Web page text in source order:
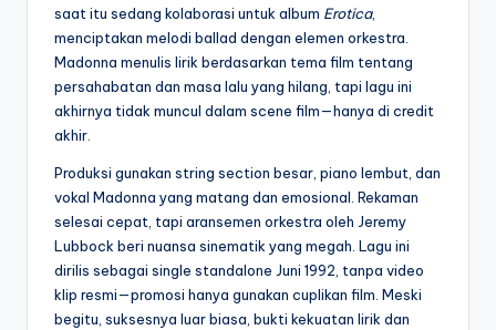
saat itu sedang kolaborasi untuk album Erotica,
menciptakan melodi ballad dengan elemen orkestra.
Madonna menulis lirik berdasarkan tema film tentang
persahabatan dan masa lalu yang hilang, tapi lagu ini
akhirnya tidak muncul dalam scene film—hanya di credit
akhir.
Produksi gunakan string section besar, piano lembut, dan
vokal Madonna yang matang dan emosional. Rekaman
selesai cepat, tapi aransemen orkestra oleh Jeremy
Lubbock beri nuansa sinematik yang megah. Lagu ini
dirilis sebagai single standalone Juni 1992, tanpa video
klip resmi—promosi hanya gunakan cuplikan film. Meski
begitu, suksesnya luar biasa, bukti kekuatan lirik dan